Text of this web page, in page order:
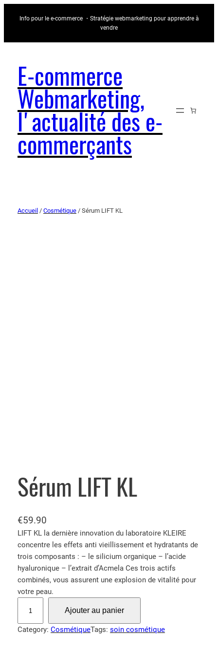
Info pour le e-commerce ・Stratégie webmarketing pour apprendre à
vendre
E-commerce
Webmarketing,
l'actualité des e-
commerçants
Accueil / Cosmétique / Sérum LIFT KL
Sérum LIFT KL
€59.90
LIFT KL la dernière innovation du laboratoire KLEIRE
concentre les effets anti vieillissement et hydratants de
trois composants : – le silicium organique – l’acide
hyaluronique – l’extrait d’Acmela Ces trois actifs
combinés, vous assurent une explosion de vitalité pour
votre peau.
a
Ajouter au panier
Category: CosmétiqueTags: soin cosmétique